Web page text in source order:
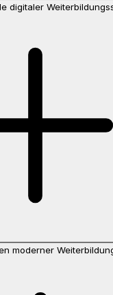
digitaler
moderner